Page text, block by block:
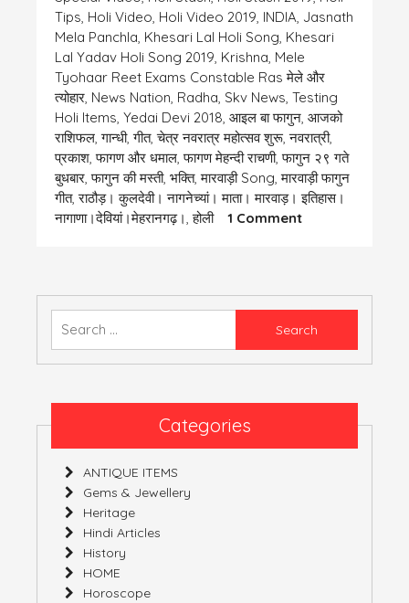
Tips, Holi Video, Holi Video 2019, INDIA, Jasnath
Mela Panchla, Khesari Lal Holi Song, Khesari
Lal Yadav Holi Song 2019, Krishna, Mele
Tyohaar Reet Exams Constable Ras मेले और
त्योहार, News Nation, Radha, Skv News, Testing
Holi Items, Yedai Devi 2018, आइल बा फागुन, आजको
राशिफल,गान्धी,गीत,चेत्र नवरात्र महोत्सव शुरू,नवरात्री,
प्रकाश,फागण और धमाल,फागण मेहन्दी राचणी,फागुन २९ गते
बुधबार,फागुन की मस्ती, भक्ति,मारवाड़ी Song,मारवाड़ी फागुन
गीत,राठौड़। कुलदेवी। नागनेच्यां। माता। मारवाड़। इतिहास।
नागाणा।देवियां।मेहरानगढ़।,होली 1 CommentOn
सबसे
“बुरा
Categories
ANTIQUE ITEMS
Gems & Jewellery
Heritage
Hindi Articles
History
HOME
Horoscope